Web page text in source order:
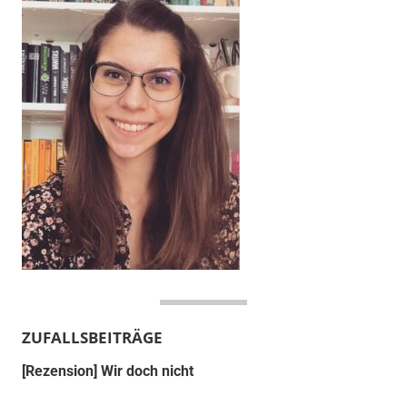
ZUFALLSBEITRÄGE
[Rezension] Wir doch nicht